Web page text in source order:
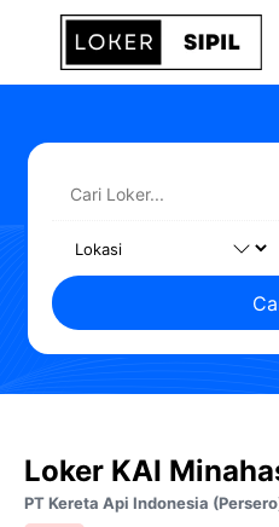
Langsung
Loker KAI
PT Kereta Api Indonesia